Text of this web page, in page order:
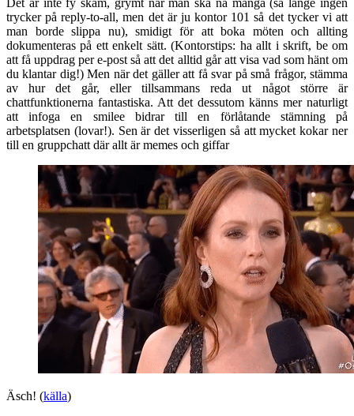
trycker på reply-to-all, men det är ju kontor 101 så det tycker vi att
man borde slippa nu), smidigt för att boka möten och allting
dokumenteras på ett enkelt sätt. (Kontorstips: ha allt i skrift, be om
att få uppdrag per e-post så att det alltid går att visa vad som hänt om
du klantar dig!) Men när det gäller att få svar på små frågor, stämma
av hur det går, eller tillsammans reda ut något större är
chattfunktionerna fantastiska. Att det dessutom känns mer naturligt
att infoga en smilee bidrar till en förlåtande stämning på
arbetsplatsen (lovar!). Sen är det visserligen så att mycket kokar ner
till en gruppchatt där allt är memes och giffar
Äsch! (källa)